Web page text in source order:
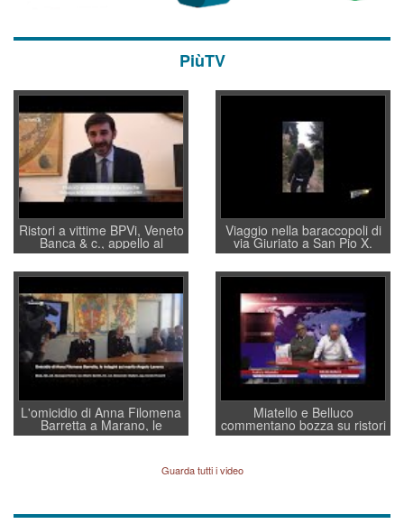
PiùTV
Ristori a vittime BPVi, Veneto
Banca & c., appello al
sottosegretario Alessio
Villarosa: per mettere ordine
convochi con Di Maio CNCU
a supporto della cabina di
regia al Mef
Viaggio nella baraccopoli di
via Giuriato a San Pio X.
Vicenza ai Vicentini: “faremo
un regalo di Natale ai
residenti”
L'omicidio di Anna Filomena
Barretta a Marano, le
indagini dei carabinieri di
quelle di... Barbara D'Urso
Miatello e Belluco
commentano bozza su ristori
BPVi e Veneto Banca
Guarda tutti i video